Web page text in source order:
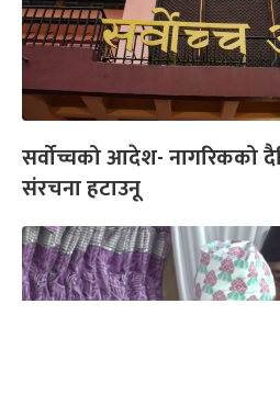
सर्वोच्चको आदेश- नागरिकको
संरचना हटाउनू